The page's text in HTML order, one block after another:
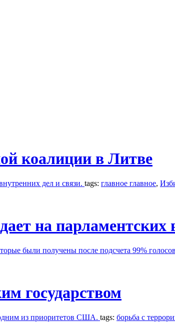
коалиции в Литве
дел и связи. tags: главное главное,
на парламентских
были получены после подсчета 99%
государством
из приоритетов США. tags: борьба с